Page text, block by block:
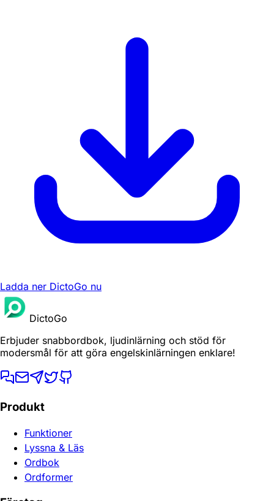
Ladda ner DictoGo nu
DictoGo
Erbjuder snabbordbok, ljudinlärning och stöd för
modersmål för att göra engelskinlärningen enklare!
Produkt
Funktioner
Lyssna & Läs
Ordbok
Ordformer